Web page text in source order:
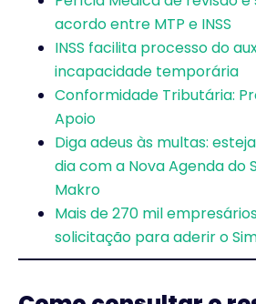
acordo entre MTP e INSS
INSS facilita processo do
incapacidade temporária
Conformidade Tributária:
Apoio
Diga adeus às multas:
dia com a Nova Agenda do
Makro
Mais de 270 mil
solicitação para aderir o